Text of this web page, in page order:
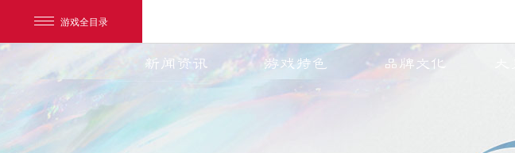
游戏全目录
新闻资讯 游戏特色 品牌文化